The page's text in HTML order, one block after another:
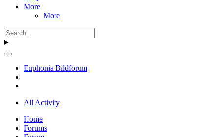
More
More
Euphonia Bildforum
All Activity
Home
Forums